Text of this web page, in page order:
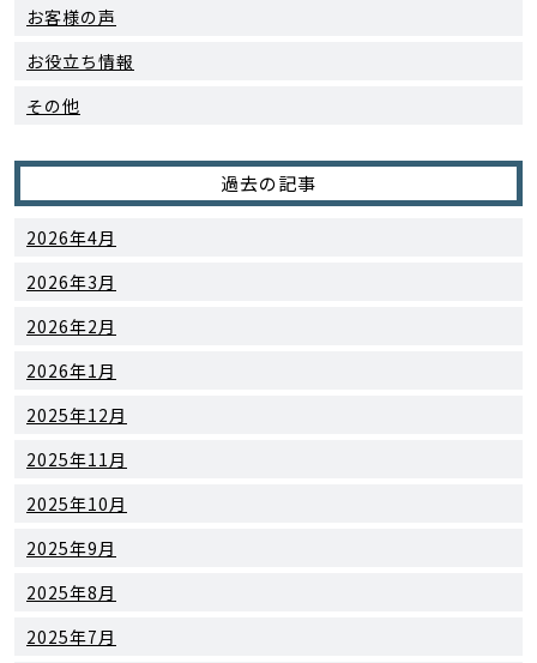
お客様の声
お役立ち情報
その他
過去の記事
2026年4月
2026年3月
2026年2月
2026年1月
2025年12月
2025年11月
2025年10月
2025年9月
2025年8月
2025年7月